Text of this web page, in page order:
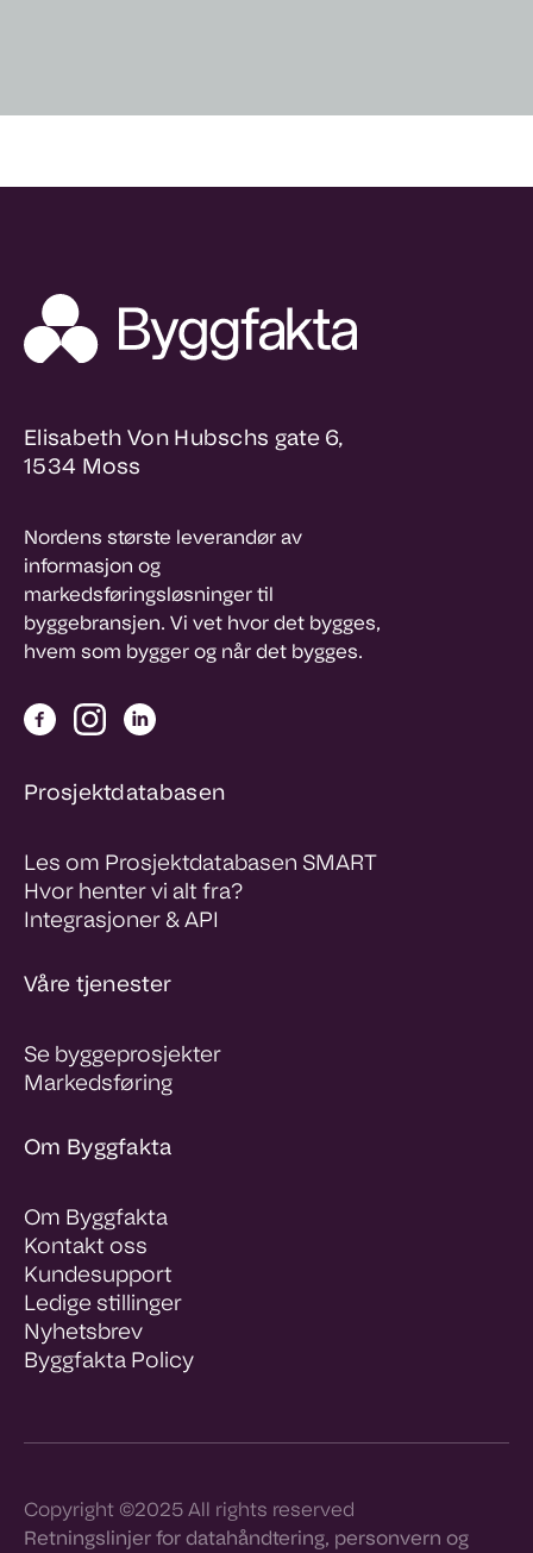
Elisabeth Von Hubschs gate 6,
1534 Moss
Nordens største leverandør av
informasjon og
markedsføringsløsninger til
byggebransjen. Vi vet hvor det bygges,
hvem som bygger og når det bygges.
Prosjektdatabasen
Les om Prosjektdatabasen SMART
Hvor henter vi alt fra?
Integrasjoner & API
Våre tjenester
Se byggeprosjekter
Markedsføring
Om Byggfakta
Om Byggfakta
Kontakt oss
Kundesupport
Ledige stillinger
Nyhetsbrev
Byggfakta Policy
Copyright ©2025 All rights reserved
Retningslinjer for datahåndtering, personvern og